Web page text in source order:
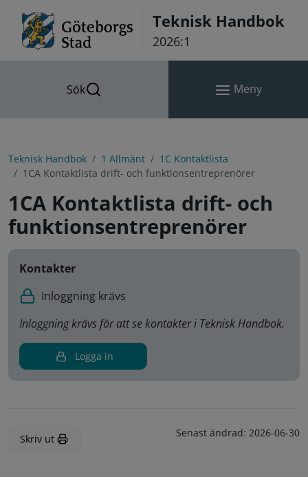
Teknisk Handbok
2026:1
Sök Meny
Teknisk Handbok 1 Allmänt
1C Kontaktlista
1CA Kontaktlista drift- och funktionsentreprenörer
1CA Kontaktlista drift- och
funktionsentreprenörer
Kontakter
Inloggning krävs
Inloggning krävs för att se kontakter i Teknisk Handbok.
Logga in
Skriv ut Senast ändrad: 2026-06-30